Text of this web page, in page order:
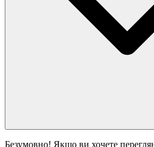
Безумовно! Якщо ви хочете